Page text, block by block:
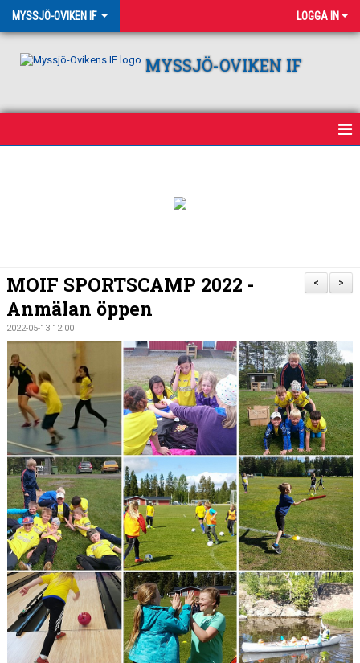
MYSSJÖ-OVIKEN IF LOGGA IN
MYSSJÖ-OVIKEN IF
KALENDER
MOIF SPORTSCAMP
KLUBBSHOPEN
AGNE ÅHS MINNESFOND
FRÖJDHOLMSLOPPET
>
<
MOIF SPORTSCAMP 2022 -
Anmälan öppen
2022-05-13 12:00